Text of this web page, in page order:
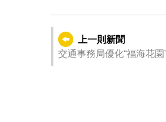
上一則新聞
交通事務局優化“福海花